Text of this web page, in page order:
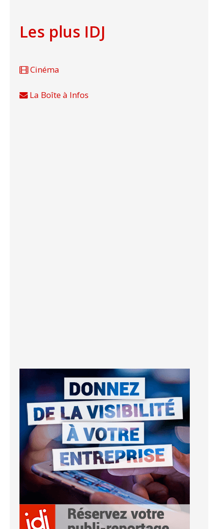
Les plus IDJ
Cinéma
La Boîte à Infos